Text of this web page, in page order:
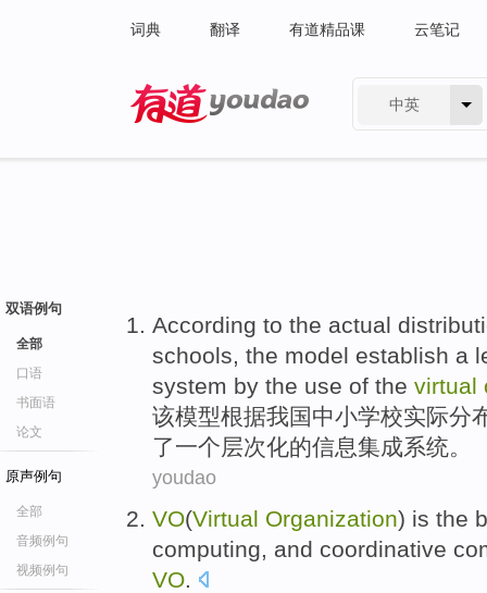
词典 翻译 有道精品课 云笔记
中英
双语例句
全部
口语
书面语
论文
原声例句
全部
音频例句
视频例句
According to the actual
schools, the model establish a
system by the use of the virtual
该模型根据我国中小学校实际分
了一个层次化的信息集成系统。
youdao
VO(Virtual Organization) is the
computing, and coordinative
VO.